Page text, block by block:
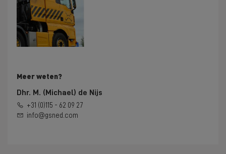
Meer weten?
Dhr. M. (Michael) de Nijs
+31 (0)115 - 62 09 27
info@gsned.com